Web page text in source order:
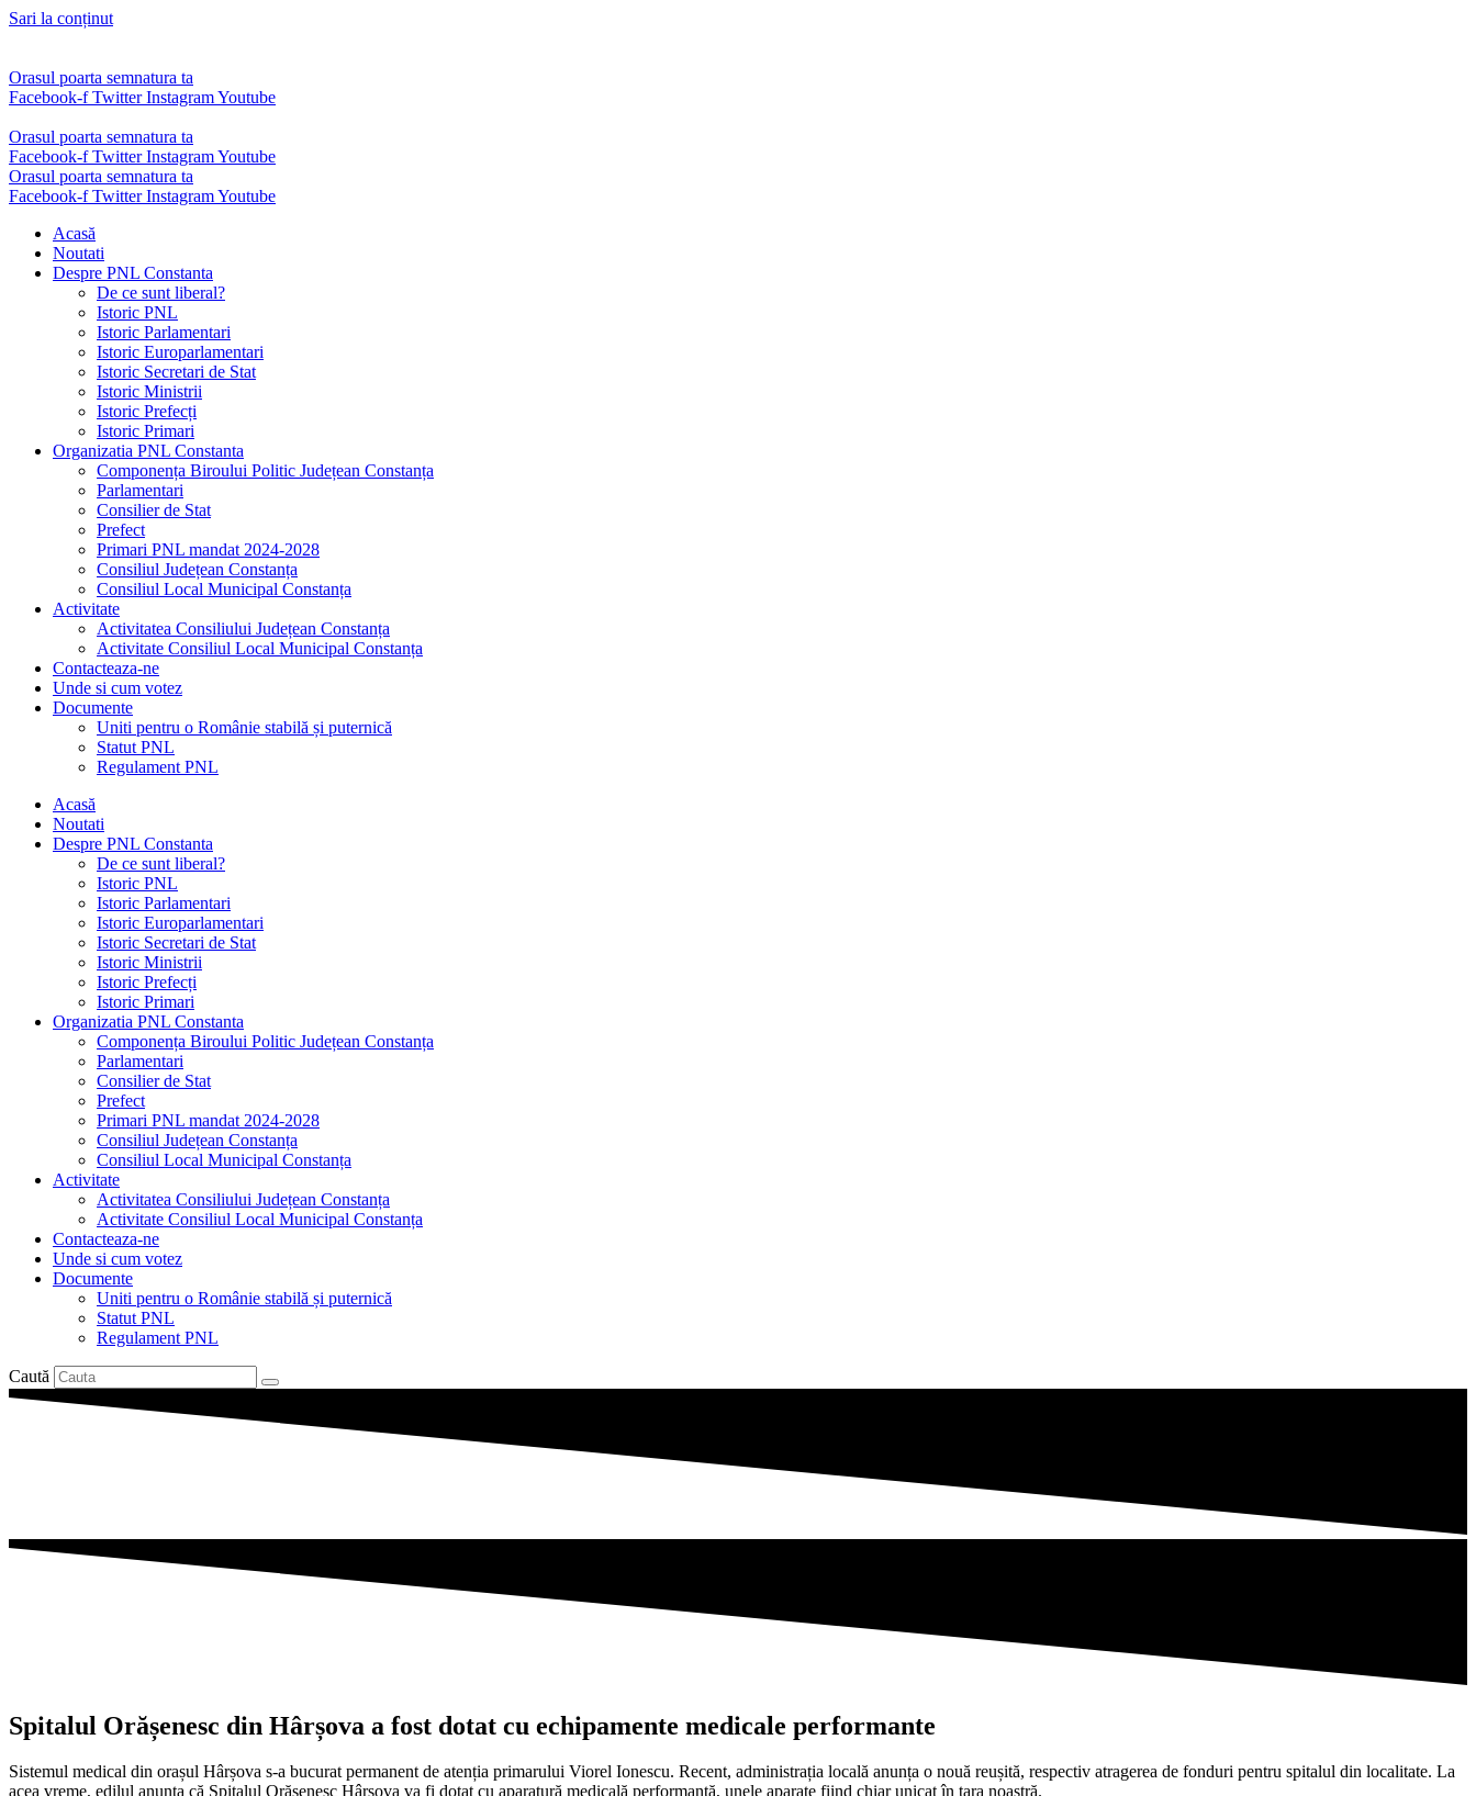
Sari la conținut
Orasul poarta semnatura ta
Facebook-f Twitter InstagramYoutube
Orasul poarta semnatura ta
Facebook-f Twitter InstagramYoutube
Orasul poarta semnatura ta
Facebook-f Twitter InstagramYoutube
Acasă
Noutati
Despre PNL Constanta
De ce sunt liberal?
Istoric PNL
Istoric Parlamentari
Istoric Europarlamentari
Istoric Secretari de Stat
Istoric Ministrii
Istoric Prefecți
Istoric Primari
Organizatia PNL Constanta
Componența Biroului Politic Județean Constanța
Parlamentari
Consilier de Stat
Prefect
Primari PNL mandat 2024-2028
Consiliul Județean Constanța
Consiliul Local Municipal Constanța
Activitate
Activitatea Consiliului Județean Constanța
Activitate Consiliul Local Municipal Constanța
Contacteaza-ne
Unde si cum votez
Documente
Uniti pentru o Românie stabilă și puternică
Statut PNL
Regulament PNL
Acasă
Noutati
Despre PNL Constanta
De ce sunt liberal?
Istoric PNL
Istoric Parlamentari
Istoric Europarlamentari
Istoric Secretari de Stat
Istoric Ministrii
Istoric Prefecți
Istoric Primari
Organizatia PNL Constanta
Componența Biroului Politic Județean Constanța
Parlamentari
Consilier de Stat
Prefect
Primari PNL mandat 2024-2028
Consiliul Județean Constanța
Consiliul Local Municipal Constanța
Activitate
Activitatea Consiliului Județean Constanța
Activitate Consiliul Local Municipal Constanța
Contacteaza-ne
Unde si cum votez
Documente
Uniti pentru o Românie stabilă și puternică
Statut PNL
Regulament PNL
Caută
Spitalul Orășenesc din Hârșova a fost dotat cu echipamente medicale performante
Sistemul medical din orașul Hârșova s-a bucurat permanent de atenția primarului Viorel Ionescu. Recent, administrația locală anunța o nouă reușită, respectiv atragerea de fonduri pentru spitalul din localitate. La
acea vreme, edilul anunța că Spitalul Orășenesc Hârșova va fi dotat cu aparatură medicală performantă, unele aparate fiind chiar unicat în țara noastră.